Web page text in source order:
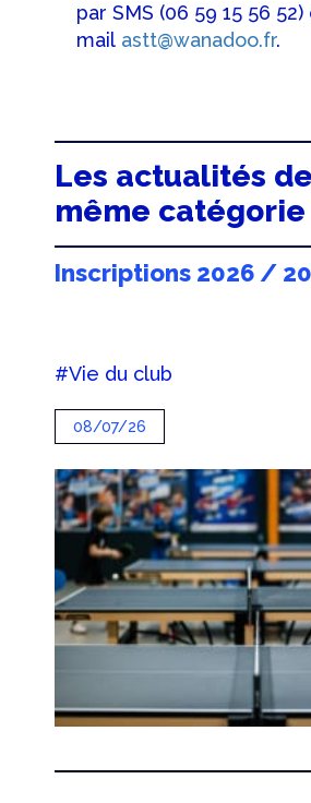
par SMS (06 59 15 56 52)
mail astt@wanadoo.fr.
Les actualités
même catégorie
Inscriptions 2026 /
#Vie du club
08/07/26